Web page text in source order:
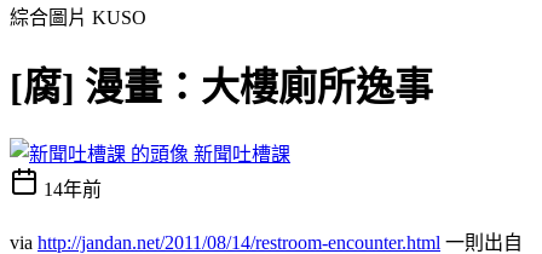
綜合圖片 KUSO
[腐] 漫畫：大樓廁所逸事
新聞吐槽課
14年前
via http://jandan.net/2011/08/14/restroom-encounter.html 一則出自